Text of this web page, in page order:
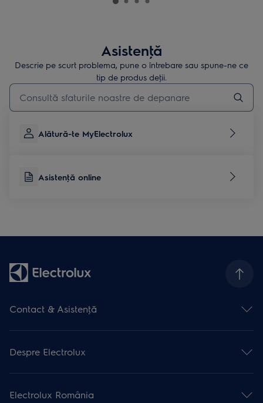
Asistenţă
Descrie pe scurt problema, pune o întrebare sau spune-ne ce
tip de produs deţii.
Type to search for support articles
Alătură-te MyElectrolux
Asistenţă online
Contact & Asistenţă
Asistenţă online
Asistenţă service
Articole de asistență
Înregistrare produse
Despre Electrolux
Promoţii încheiate
Electrolux România